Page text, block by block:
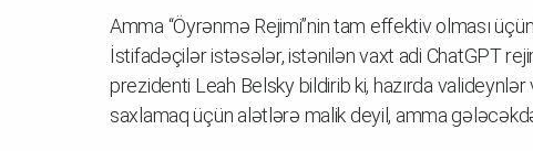
Amma “Öyrənmə Rejimi”nin tam effektiv olması
İstifadəçilər istəsələr, istənilən vaxt adi ChatGPT
prezidenti Leah Belsky bildirib ki, hazırda
saxlamaq üçün alətlərə malik deyil, amma